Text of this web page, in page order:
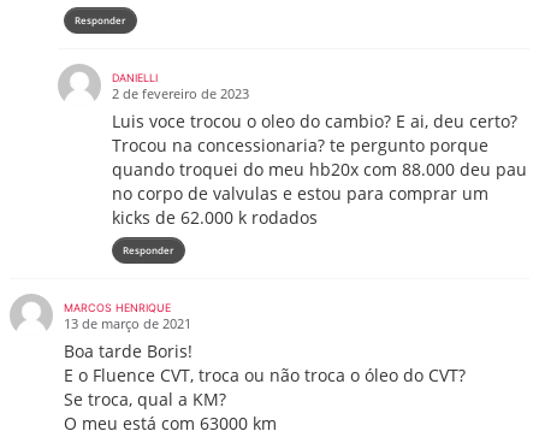
Responder
DANIELLI
2 de fevereiro de 2023
Luis voce trocou o oleo do cambio? E ai, deu certo?
Trocou na concessionaria? te pergunto porque
quando troquei do meu hb20x com 88.000 deu pau
no corpo de valvulas e estou para comprar um
kicks de 62.000 k rodados
Responder
MARCOS HENRIQUE
13 de março de 2021
Boa tarde Boris!
E o Fluence CVT, troca ou não troca o óleo do CVT?
Se troca, qual a KM?
O meu está com 63000 km